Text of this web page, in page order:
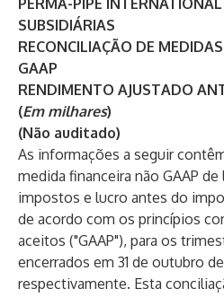
PERMA-PIPE
SUBSIDIÁRIAS
RECONCILIAÇÃO DE
GAAP
RENDIMENTO AJUSTADO
(Em milhares)
(Não auditado)
As informações a seguir
medida financeira não GAAP
impostos e lucro antes do
de acordo com os princípios
aceitos ("GAAP"), para os
encerrados em 31 de outubro
respectivamente. Esta